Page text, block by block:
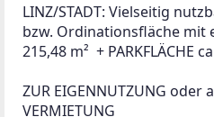
LINZ/STADT: Vielseitig
bzw. Ordinationsfläche mit
215,48 m²  + PARKFLÄCHE
ZUR EIGENNUTZUNG oder
VERMIETUNG